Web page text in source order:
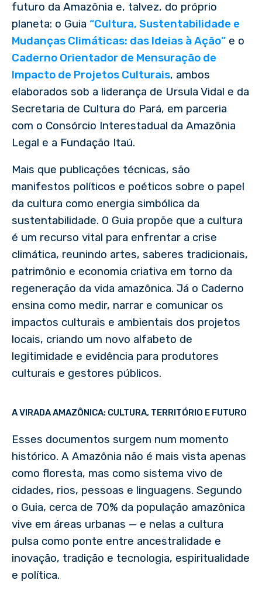
futuro da Amazônia e, talvez, do próprio
planeta: o Guia “Cultura, Sustentabilidade e
Mudanças Climáticas: das Ideias à Ação” e o
Caderno Orientador de Mensuração de
Impacto de Projetos Culturais, ambos
elaborados sob a liderança de Ursula Vidal e da
Secretaria de Cultura do Pará, em parceria
com o Consórcio Interestadual da Amazônia
Legal e a Fundação Itaú.
Mais que publicações técnicas, são
manifestos políticos e poéticos sobre o papel
da cultura como energia simbólica da
sustentabilidade. O Guia propõe que a cultura
é um recurso vital para enfrentar a crise
climática, reunindo artes, saberes tradicionais,
patrimônio e economia criativa em torno da
regeneração da vida amazônica. Já o Caderno
ensina como medir, narrar e comunicar os
impactos culturais e ambientais dos projetos
locais, criando um novo alfabeto de
legitimidade e evidência para produtores
culturais e gestores públicos.
A VIRADA AMAZÔNICA: CULTURA, TERRITÓRIO E FUTURO
Esses documentos surgem num momento
histórico. A Amazônia não é mais vista apenas
como floresta, mas como sistema vivo de
cidades, rios, pessoas e linguagens. Segundo
o Guia, cerca de 70% da população amazônica
vive em áreas urbanas — e nelas a cultura
pulsa como ponte entre ancestralidade e
inovação, tradição e tecnologia, espiritualidade
e política.